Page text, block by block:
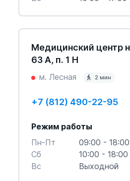
Медицинский центр
63 А, п. 1 Н
м. Лесная 2 мин
+7 (812) 490-22-95
Режим работы
Пн-Пт
09:00 - 18:00
Cб
10:00 - 18:00
Вс
Выходной